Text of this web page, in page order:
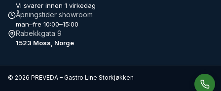
Vi svarer innen 1 virkedag
Åpningstider showroom
man–fre 10:00–15:00
Rabekkgata 9
1523 Moss, Norge
© 2026 PREVEDA – Gastro Line Storkjøkken